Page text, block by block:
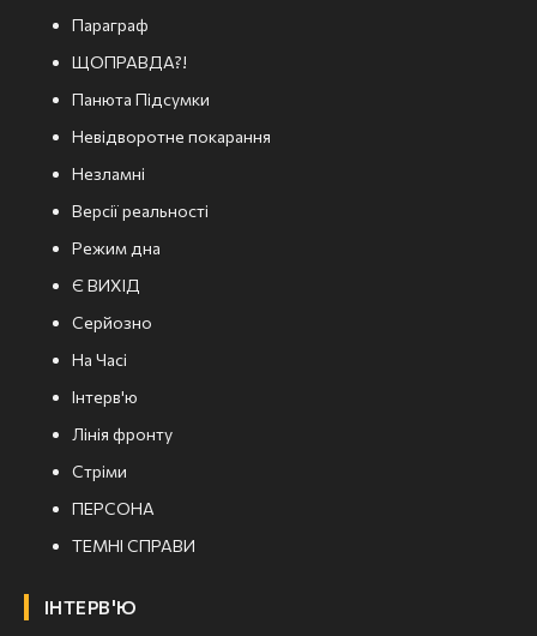
Параграф
ЩОПРАВДА?!
Панюта Підсумки
Невідворотне покарання
Незламні
Версії реальності
Режим дна
Є ВИХІД
Серйозно
На Часі
Інтерв'ю
Лінія фронту
Стріми
ПЕРСОНА
ТЕМНІ СПРАВИ
ІНТЕРВ'Ю